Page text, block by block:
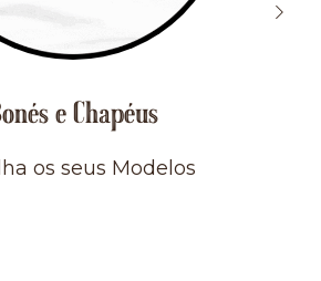
e Chapéus
os seus Modelos